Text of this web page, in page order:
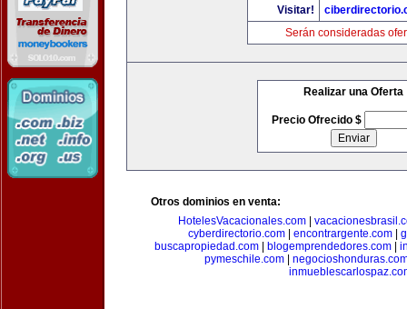
Visitar!
Serán consideradas
Realizar una Oferta
Precio Ofrecido $
Otros dominios en venta:
HotelesVacacionales.com|
cyberdirectorio.com| encontrargente.com|
buscapropiedad.com| blogemprendedores.com|
pymeschile.com|